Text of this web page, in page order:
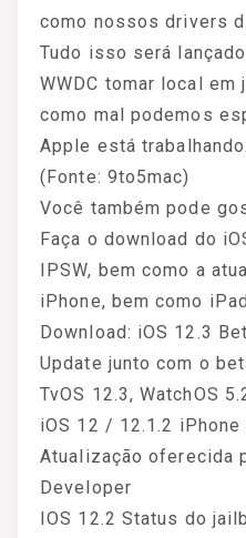
como nossos drivers
Tudo isso será
WWDC tomar local em
como mal podemos
Apple está trabalhando.
(Fonte: 9to5mac)
Você também pode
Faça o download do
IPSW, bem como a
iPhone, bem como iPad
Download: iOS 12.3
Update junto com o
TvOS 12.3, WatchOS
iOS 12 / 12.1.2
Atualização oferecida
Developer
IOS 12.2 Status do